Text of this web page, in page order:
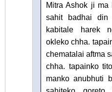
Mitra Ashok ji ma
sahit badhai din
kabitale harek
okleko chha.
chematalai aftma
chha. tapainko
manko anubhuti